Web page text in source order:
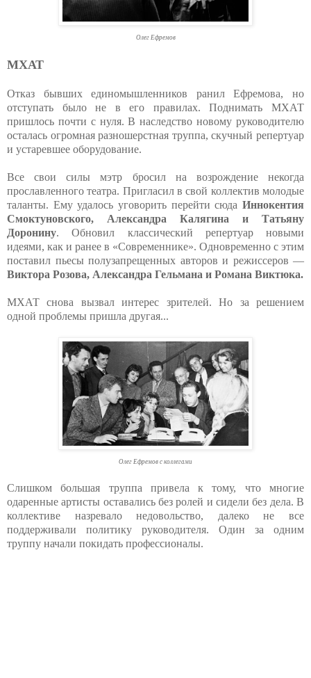
Олег Ефремов
МХАТ
Отказ бывших единомышленников ранил Ефремова, но
отступать было не в его правилах. Поднимать МХАТ
пришлось почти с нуля. В наследство новому руководителю
осталась огромная разношерстная труппа, скучный репертуар
и устаревшее оборудование.
Все свои силы мэтр бросил на возрождение некогда
прославленного театра. Пригласил в свой коллектив молодые
таланты. Ему удалось уговорить перейти сюда Иннокентия
Смоктуновского, Александра Калягина и Татьяну
Доронину. Обновил классический репертуар новыми
идеями, как и ранее в «Современнике». Одновременно с этим
поставил пьесы полузапрещенных авторов и режиссеров —
Виктора Розова, Александра Гельмана и Романа Виктюка.
МХАТ снова вызвал интерес зрителей. Но за решением
одной проблемы пришла другая...
Олег Ефремов с коллегами
Слишком большая труппа привела к тому, что многие
одаренные артисты оставались без ролей и сидели без дела. В
коллективе назревало недовольство, далеко не все
поддерживали политику руководителя. Один за одним
труппу начали покидать профессионалы.